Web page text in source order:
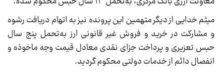
میثم خدایی از دیگر متهمین این پرونده نیز به اتهام دریافت رشوه
و مشارکت در خرید و فروش غیر قانونی ارز به‌تحمل پنج سال
حبس تعزیری و پرداخت جزای نقدی معادل قیمت وجه ماخوذه و
انفصال دائم از خدمات دولتی محکوم گردید.